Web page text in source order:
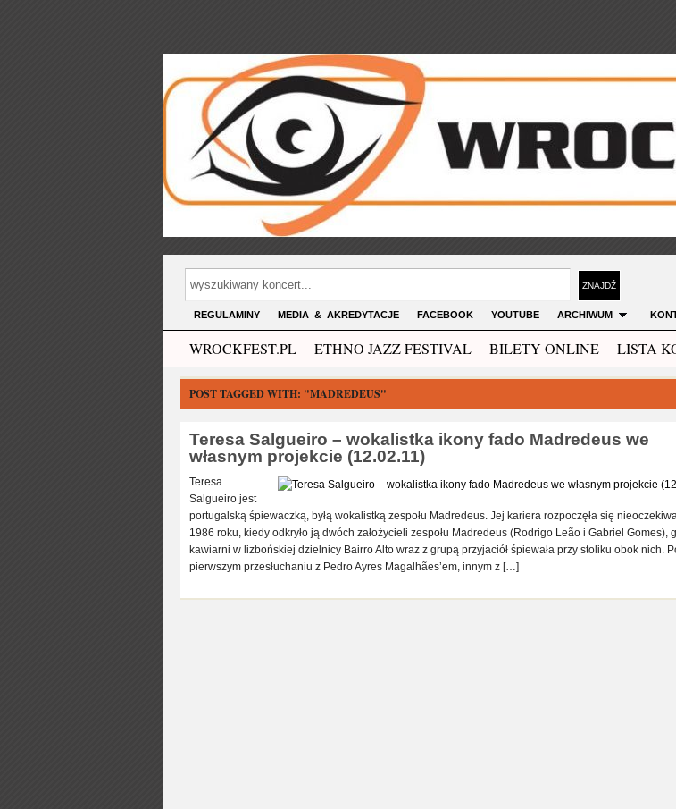
REGULAMINY MEDIA & AKREDYTACJE FACEBOOK YOUTUBE ARCHIWUM
WROCKFEST.PL ETHNO JAZZ FESTIVAL BILETY ONLINE LISTA
POST TAGGED WITH: "MADREDEUS"
Teresa Salgueiro – wokalistka ikony fado Madredeus we
własnym projekcie (12.02.11)
Teresa
Salgueiro jest
portugalską śpiewaczką, byłą wokalistką zespołu Madredeus. Jej kariera rozpoczęła się
1986 roku, kiedy odkryło ją dwóch założycieli zespołu Madredeus (Rodrigo Leão i Gabriel Gomes),
kawiarni w lizbońskiej dzielnicy Bairro Alto wraz z grupą przyjaciół śpiewała przy stoliku obok nich.
pierwszym przesłuchaniu z Pedro Ayres Magalhães’em, innym z […]